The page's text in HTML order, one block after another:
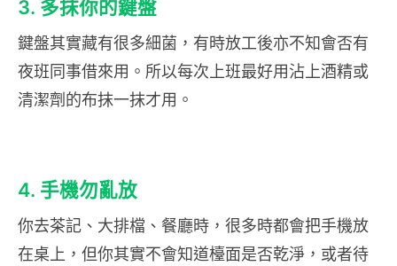
3. 多抹你的鍵盤
鍵盤其實藏有很多細菌，有時放工後亦不知會否有
夜班同事借來用。所以每次上班最好用沾上酒精或
清潔劑的布抹一抹才用。
4. 手機勿亂放
你去茶記、大排檔、餐廳時，很多時都會把手機放
在桌上，但你其實不會知道檯面是否乾淨，或者待